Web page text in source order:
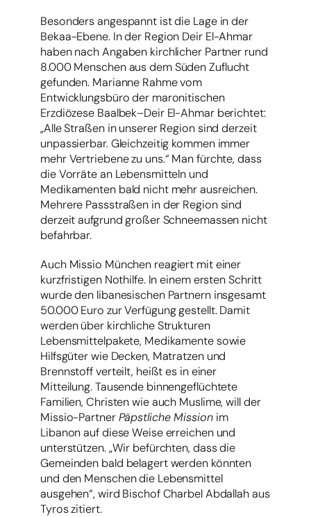
Besonders angespannt ist die Lage in der
Bekaa-Ebene. In der Region Deir El-Ahmar
haben nach Angaben kirchlicher Partner rund
8.000 Menschen aus dem Süden Zuflucht
gefunden. Marianne Rahme vom
Entwicklungsbüro der maronitischen
Erzdiözese Baalbek–Deir El-Ahmar berichtet:
„Alle Straßen in unserer Region sind derzeit
unpassierbar. Gleichzeitig kommen immer
mehr Vertriebene zu uns.“ Man fürchte, dass
die Vorräte an Lebensmitteln und
Medikamenten bald nicht mehr ausreichen.
Mehrere Passstraßen in der Region sind
derzeit aufgrund großer Schneemassen nicht
befahrbar.
Auch Missio München reagiert mit einer
kurzfristigen Nothilfe. In einem ersten Schritt
wurde den libanesischen Partnern insgesamt
50.000 Euro zur Verfügung gestellt. Damit
werden über kirchliche Strukturen
Lebensmittelpakete, Medikamente sowie
Hilfsgüter wie Decken, Matratzen und
Brennstoff verteilt, heißt es in einer
Mitteilung. Tausende binnengeflüchtete
Familien, Christen wie auch Muslime, will der
Missio-PartnerPäpstliche Missionim
Libanon auf diese Weise erreichen und
unterstützen. „Wir befürchten, dass die
Gemeinden bald belagert werden könnten
und den Menschen die Lebensmittel
ausgehen“, wird Bischof Charbel Abdallah aus
Tyros zitiert.